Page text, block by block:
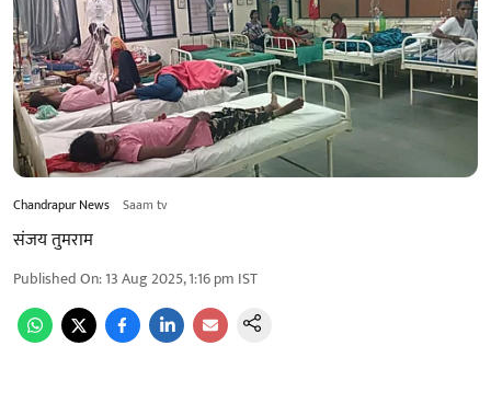
Chandrapur News Saam tv
संजय तुमराम
Published On:13 Aug 2025, 1:16 pm IST